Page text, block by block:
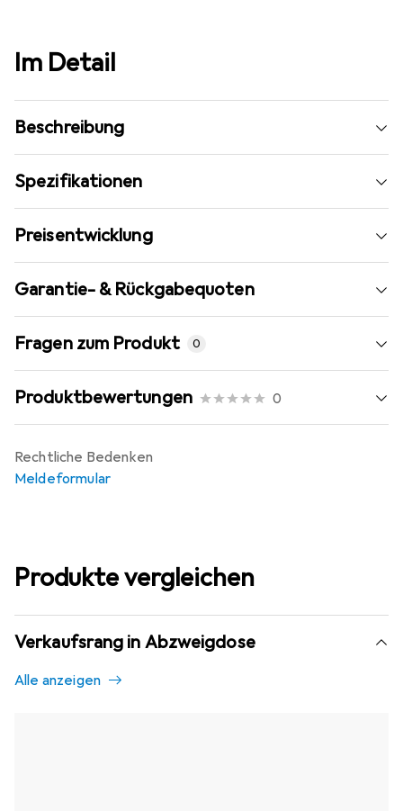
Im Detail
Beschreibung
Spezifikationen
Preisentwicklung
Garantie- & Rückgabequoten
Fragen zum Produkt 0
Produktbewertungen 0
Rechtliche Bedenken
Meldeformular
Produkte vergleichen
Verkaufsrang in Abzweigdose
Alle anzeigen